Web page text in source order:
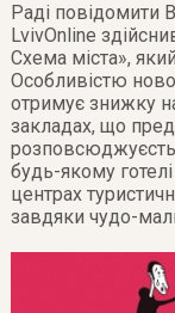
Раді повідомити
LvivOnline
Схема міста»,
Особливістю
отримує знижку
закладах, що
будь-якому готелі
центрах
завдяки чудо-